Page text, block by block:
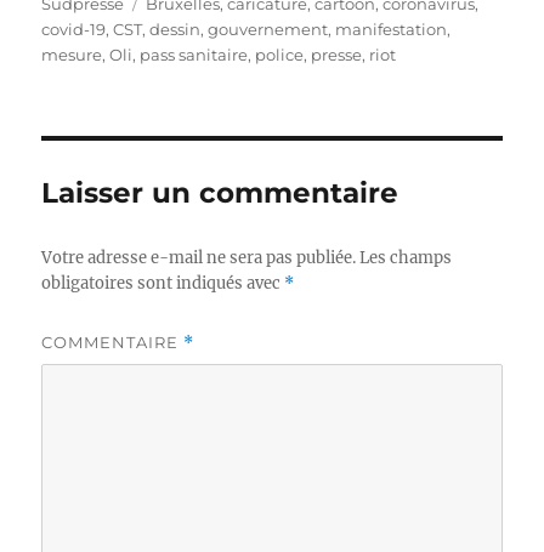
Sudpresse Bruxelles,caricature,cartoon,coronavirus,
covid-19,CST,dessin,gouvernement, manifestation,
mesure,Oli, pass sanitaire, police, presse, riot
Laisser un commentaire
Votre adresse e-mail ne sera pas publiée. Les champs
obligatoires sont indiqués avec *
COMMENTAIRE *